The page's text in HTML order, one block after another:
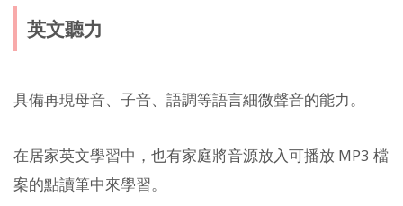
英文聽力
具備再現母音、子音、語調等語言細微聲音的能力。
在居家英文學習中，也有家庭將音源放入可播放 MP3 檔
案的點讀筆中來學習。